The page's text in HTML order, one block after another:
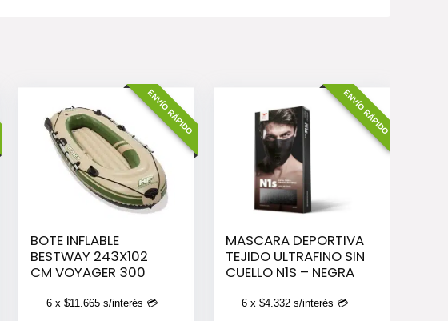
ENVÍO RÁPIDO
BOTE INFLABLE
BESTWAY 243X102
CM VOYAGER 300
6 x $11.665s/interés 💳
ENVÍO RÁPIDO
MASCARA DEPORTIVA
TEJIDO ULTRAFINO SIN
CUELLO N1S – NEGRA
6 x$4.332 s/interés 💳